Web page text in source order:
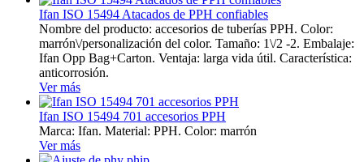
Ifan ISO 15494 Atacados de PPH confiables
Nombre del producto: accesorios de tuberías PPH. Color:
marrón\/personalización del color. Tamaño: 1\/2 -2. Embalaje:
Ifan Opp Bag+Carton. Ventaja: larga vida útil. Característica:
anticorrosión.
Ver más
Ifan ISO 15494 701 accesorios PPH
Marca: Ifan. Material: PPH. Color: marrón
Ver más